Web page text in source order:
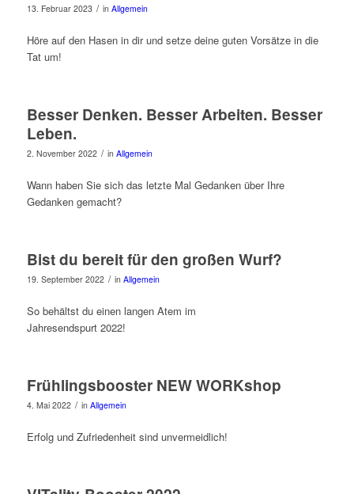
13. Februar 2023 / in Allgemein
Höre auf den Hasen in dir und setze deine guten Vorsätze in die
Tat um!
Besser Denken. Besser Arbeiten. Besser
Leben.
2. November 2022 / in Allgemein
Wann haben Sie sich das letzte Mal Gedanken über Ihre
Gedanken gemacht?
Bist du bereit für den großen Wurf?
19. September 2022 / in Allgemein
So behältst du einen langen Atem im
Jahresendspurt 2022!
Frühlingsbooster NEW WORKshop
4. Mai 2022 / in Allgemein
Erfolg und Zufriedenheit sind unvermeidlich!